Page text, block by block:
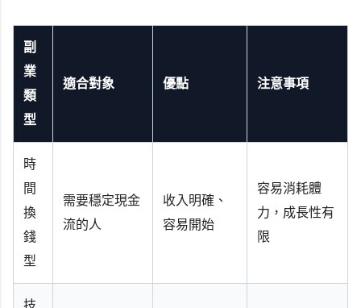
副
業
類
型
適合對象 優點 注意事項
時
間
換
錢
型
需要穩定現金
流的人
收入明確、
容易開始
容易消耗體
力，成長性有
限
技